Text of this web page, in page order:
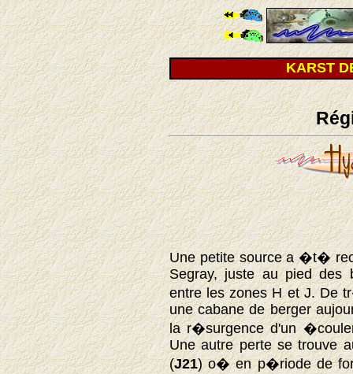
KARST
Une petite source a �t�
Segray, juste au pied des
entre les zones H et J.
une cabane de berger
la r�surgence d'un
Une autre perte se trouve
(J21) o� en p�riode de